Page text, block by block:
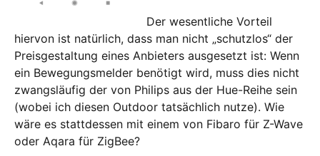
Der wesentliche Vorteil
hiervon ist natürlich, dass man nicht „schutzlos“ der
Preisgestaltung eines Anbieters ausgesetzt ist: Wenn
ein Bewegungsmelder benötigt wird, muss dies nicht
zwangsläufig der von Philips aus der Hue-Reihe sein
(wobei ich diesen Outdoor tatsächlich nutze). Wie
wäre es stattdessen mit einem von Fibaro für Z-Wave
oder Aqara für ZigBee?